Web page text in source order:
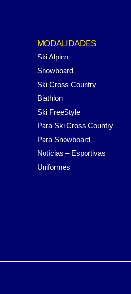
MODALIDADES
Ski Alpino
Snowboard
Ski Cross Country
Biathlon
Ski FreeStyle
Para Ski Cross Country
Para Snowboard
Notícias – Esportivas
Uniformes